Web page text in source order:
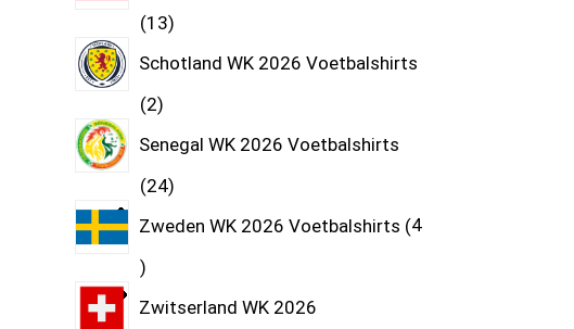
13
Schotland WK 2026 Voetbalshirts
2
Senegal WK 2026 Voetbalshirts
24
Zweden WK 2026 Voetbalshirts 4
Zwitserland WK 2026